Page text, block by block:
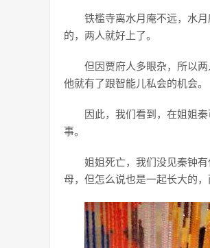
铁槛寺离水月庵不远，水
的，两人就好上了。
但因贾府人多眼杂，所以
他就有了跟智能儿私会的机会。
因此，我们看到，在姐姐
事。
姐姐死亡，我们没见秦钟
母，但怎么说也是一起长大的